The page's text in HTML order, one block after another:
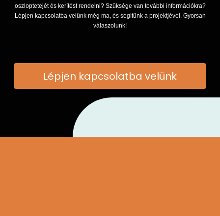
oszloptetejét és kerítést rendelni? Szüksége van további információkra?
Lépjen kapcsolatba velünk még ma, és segítünk a projektjével. Gyorsan
válaszolunk!
Lépjen kapcsolatba velünk